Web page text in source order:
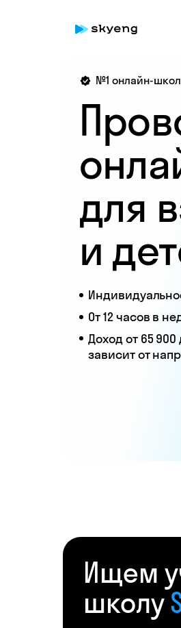
№1 онлайн-
От 12 часов в
Доход от 65 900
зависит от
для
и
Ищем
школу